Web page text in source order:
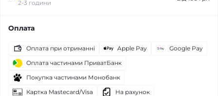
2-3 години
Оплата
Оплата при отриманні Apple Pay
Google Pay
Оплата частинами ПриватБанк
Покупка частинами Монобанк
Картка Mastecard/Visa
На рахунок